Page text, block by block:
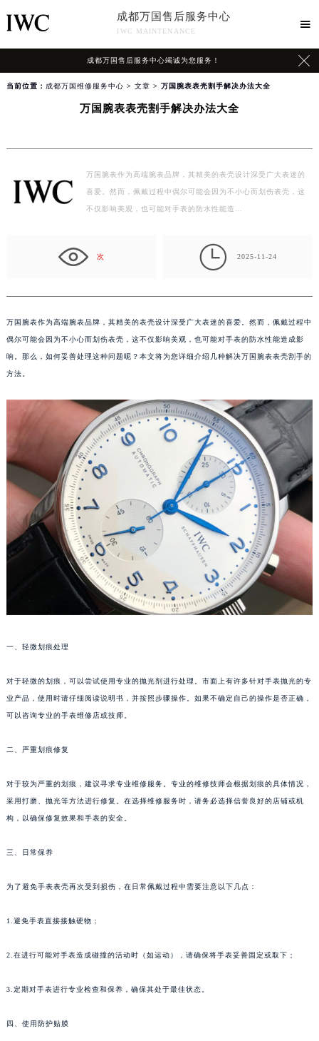
成都万国售后服务中心
IWC MAINTENANCE

成都万国售后服务中心竭诚为您服务！ 
当前位置： 成都万国维修服务中心 > 文章 > 万国腕表表壳割手解决办法大全
万国腕表表壳割手解决办法大全
万国腕表作为高端腕表品牌，其精美的表壳设计深受广大表迷的
喜爱。然而，佩戴过程中偶尔可能会因为不小心而划伤表壳，这
不仅影响美观，也可能对手表的防水性能造…
次  2025-11-24
万国腕表作为高端腕表品牌，其精美的表壳设计深受广大表迷的喜爱。然而，佩戴过程中
偶尔可能会因为不小心而划伤表壳，这不仅影响美观，也可能对手表的防水性能造成影
响。那么，如何妥善处理这种问题呢？本文将为您详细介绍几种解决万国腕表表壳割手的
方法。
一、轻微划痕处理
对于轻微的划痕，可以尝试使用专业的抛光剂进行处理。市面上有许多针对手表抛光的专
业产品，使用时请仔细阅读说明书，并按照步骤操作。如果不确定自己的操作是否正确，
可以咨询专业的手表维修店或技师。
二、严重划痕修复
对于较为严重的划痕，建议寻求专业维修服务。专业的维修技师会根据划痕的具体情况，
采用打磨、抛光等方法进行修复。在选择维修服务时，请务必选择信誉良好的店铺或机
构，以确保修复效果和手表的安全。
三、日常保养
为了避免手表表壳再次受到损伤，在日常佩戴过程中需要注意以下几点：
1.避免手表直接接触硬物；
2.在进行可能对手表造成碰撞的活动时（如运动），请确保将手表妥善固定或取下；
3.定期对手表进行专业检查和保养，确保其处于最佳状态。
四、使用防护贴膜